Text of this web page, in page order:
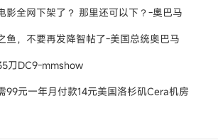
影全网下架了？ 那里还可以下？-奧巴马
鱼，不要再发降智帖了-美国总统奥巴马
刀DC9-mmshow
99元一年月付款14元美国洛杉矶Cera机房